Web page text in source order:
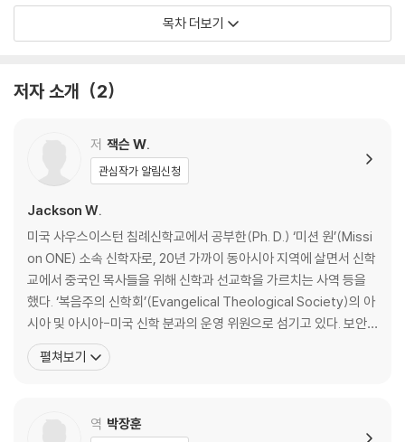
6. 누가 명예를 누릴 자격이 있는가? (로마서 4장)
7. 효자 그리스도를 믿는 믿음 (로마서 5-6장)
10. 부끄러움을 당하지 아니하리라 (로마서 9-11장)
12. ‘조화로운 사회’로서의 교회 (로마서 14-16장)
토론 가이드 | 참고 도서
저자 찾아보기 | 주제 찾아보기 | 성경 찾아보기
목차 더보기
저자 소개 2
저 잭슨 W.
관심작가 알림신청
Jackson W.
미국 사우스이스턴 침례신학교에서 공부한(Ph. D.) ‘미션 원’(Missi
on ONE) 소속 신학자로, 20년 가까이 동아시아 지역에 살면서 신학
교에서 중국인 목사들을 위해 신학과 선교학을 가르치는 사역 등을
했다. ‘복음주의 신학회’(Evangelical Theological Society)의 아
시아 및 아시아-미국 신학 분과의 운영 위원으로 섬기고 있다. 보안
상의 이유로 필명을 사용하지만, 잭슨은 중국인이 아니며 독자들이
자신의 인종을 오인하게 하려는 의도도 없다. 직접 접촉하는 지역 사
펼쳐보기
역 박장훈